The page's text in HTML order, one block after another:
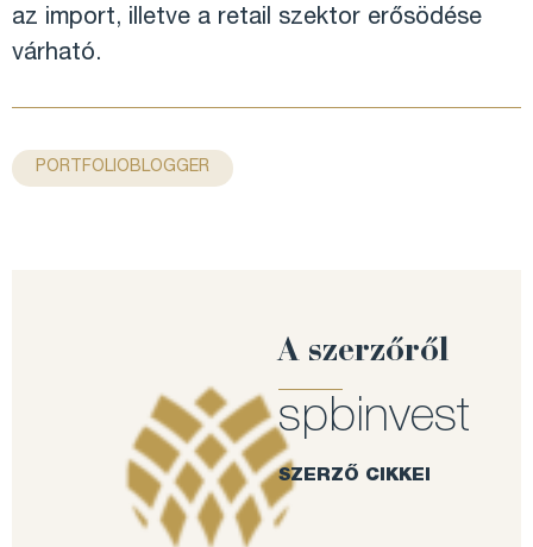
az import, illetve a retail szektor erősödése
várható.
PORTFOLIOBLOGGER
A szerzőről
spbinvest
SZERZŐ CIKKEI